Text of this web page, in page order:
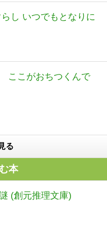
し いつでもとなりに
ここがおちつくんで
る
本
(創元推理文庫)